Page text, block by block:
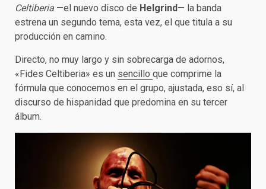
Celtiberia —el nuevo disco de Helgrind— la banda
estrena un segundo tema, esta vez, el que titula a su
producción en camino.
Directo, no muy largo y sin sobrecarga de adornos,
«Fides Celtiberia» es un sencillo que comprime la
fórmula que conocemos en el grupo, ajustada, eso sí, al
discurso de hispanidad que predomina en su tercer
álbum.